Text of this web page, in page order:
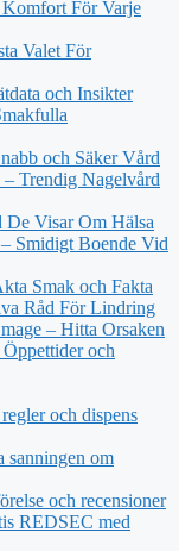
För Varje
Valet För
och Insikter
och Säker Vård
Trendig Nagelvård
De Visar Om Hälsa
Smidigt Boende Vid
Smak och Fakta
Råd För Lindring
– Hitta Orsaken
och
och dispens
sanningen om
och recensioner
REDSEC med